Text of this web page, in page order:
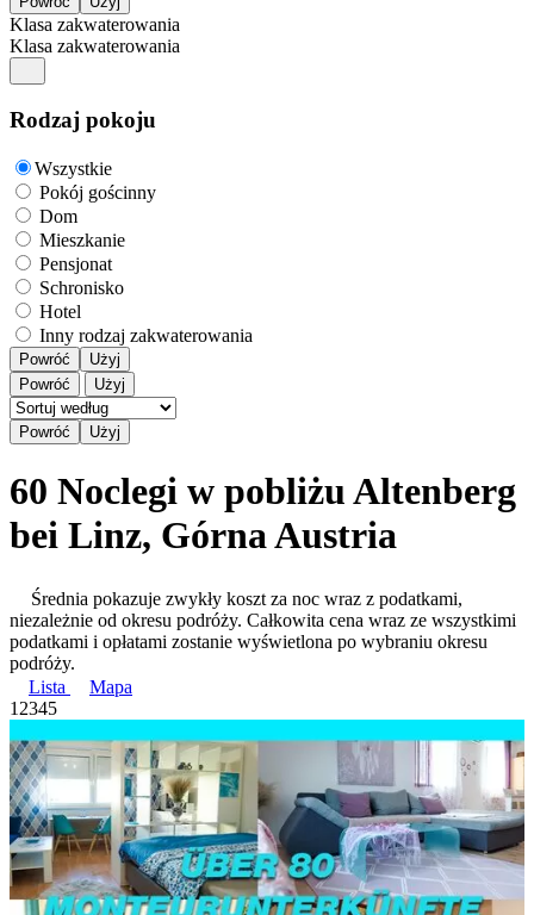
Klasa zakwaterowania
Klasa zakwaterowania
Rodzaj pokoju
Wszystkie
Pokój gościnny
Dom
Mieszkanie
Pensjonat
Schronisko
Hotel
Inny rodzaj zakwaterowania
Powróć
Użyj
Powróć
Użyj
60 Noclegi w pobliżu Altenberg
bei Linz, Górna Austria
Średnia pokazuje zwykły koszt za noc wraz z podatkami,
niezależnie od okresu podróży. Całkowita cena wraz ze wszystkimi
podatkami i opłatami zostanie wyświetlona po wybraniu okresu
podróży.
Lista
Mapa
1 2345